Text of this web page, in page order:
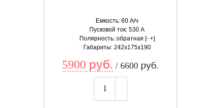
Емкость: 60 А/ч
Пусковой ток: 530 А
Полярность: обратная [- +]
Габариты: 242x175x190
5900 руб. / 6600 руб.